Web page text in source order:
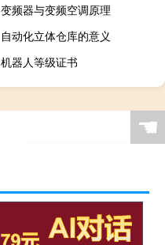
变频器与变频空调原理
自动化立体仓库的意义
机器人等级证书
☚